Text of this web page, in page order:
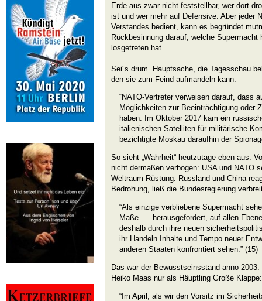
Erde aus zwar nicht feststellbar, wer dort
ist und wer mehr auf Defensive. Aber jeder
Verstandes bedient, kann es begründet
Rückbesinnung darauf, welche Supermacht
losgetreten hat.
Sei´s drum. Hauptsache, die Tagesschau
den sie zum Feind aufmandeln kann:
“NATO-Vertreter verweisen darauf, dass
Möglichkeiten zur Beeinträchtigung oder
haben. Im Oktober 2017 kam ein
italienischen Satelliten für militärische
bezichtigte Moskau daraufhin der
So sieht „Wahrheit“ heutzutage eben aus.
nicht dermaßen verbogen: USA und NATO
Weltraum-Rüstung. Russland und China
Bedrohung, ließ die Bundesregierung
“Als einzige verbliebene Supermacht
Maße .... herausgefordert, auf allen
deshalb durch ihre neuen
ihr Handeln Inhalte und Tempo neuer
anderen Staaten konfrontiert sehen.” (15)
Das war der Bewusstseinsstand anno
Heiko Maas nur als Häuptling Große Klappe:
“Im April, als wir den Vorsitz im